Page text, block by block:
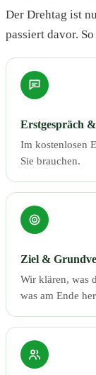
Der Drehtag ist
passiert davor.
Erstgespräch
Im kostenlosen
Sie brauchen.
Ziel &
Wir klären, was
was am Ende